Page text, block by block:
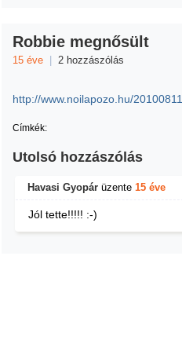
Robbie megnősült
15 éve 2 hozzászólás
http://www.noilapozo.hu/
Címkék:
Utolsó hozzászólás
Havasi Gyopár üzente 15 éve
Jól tette!!!!! :-)